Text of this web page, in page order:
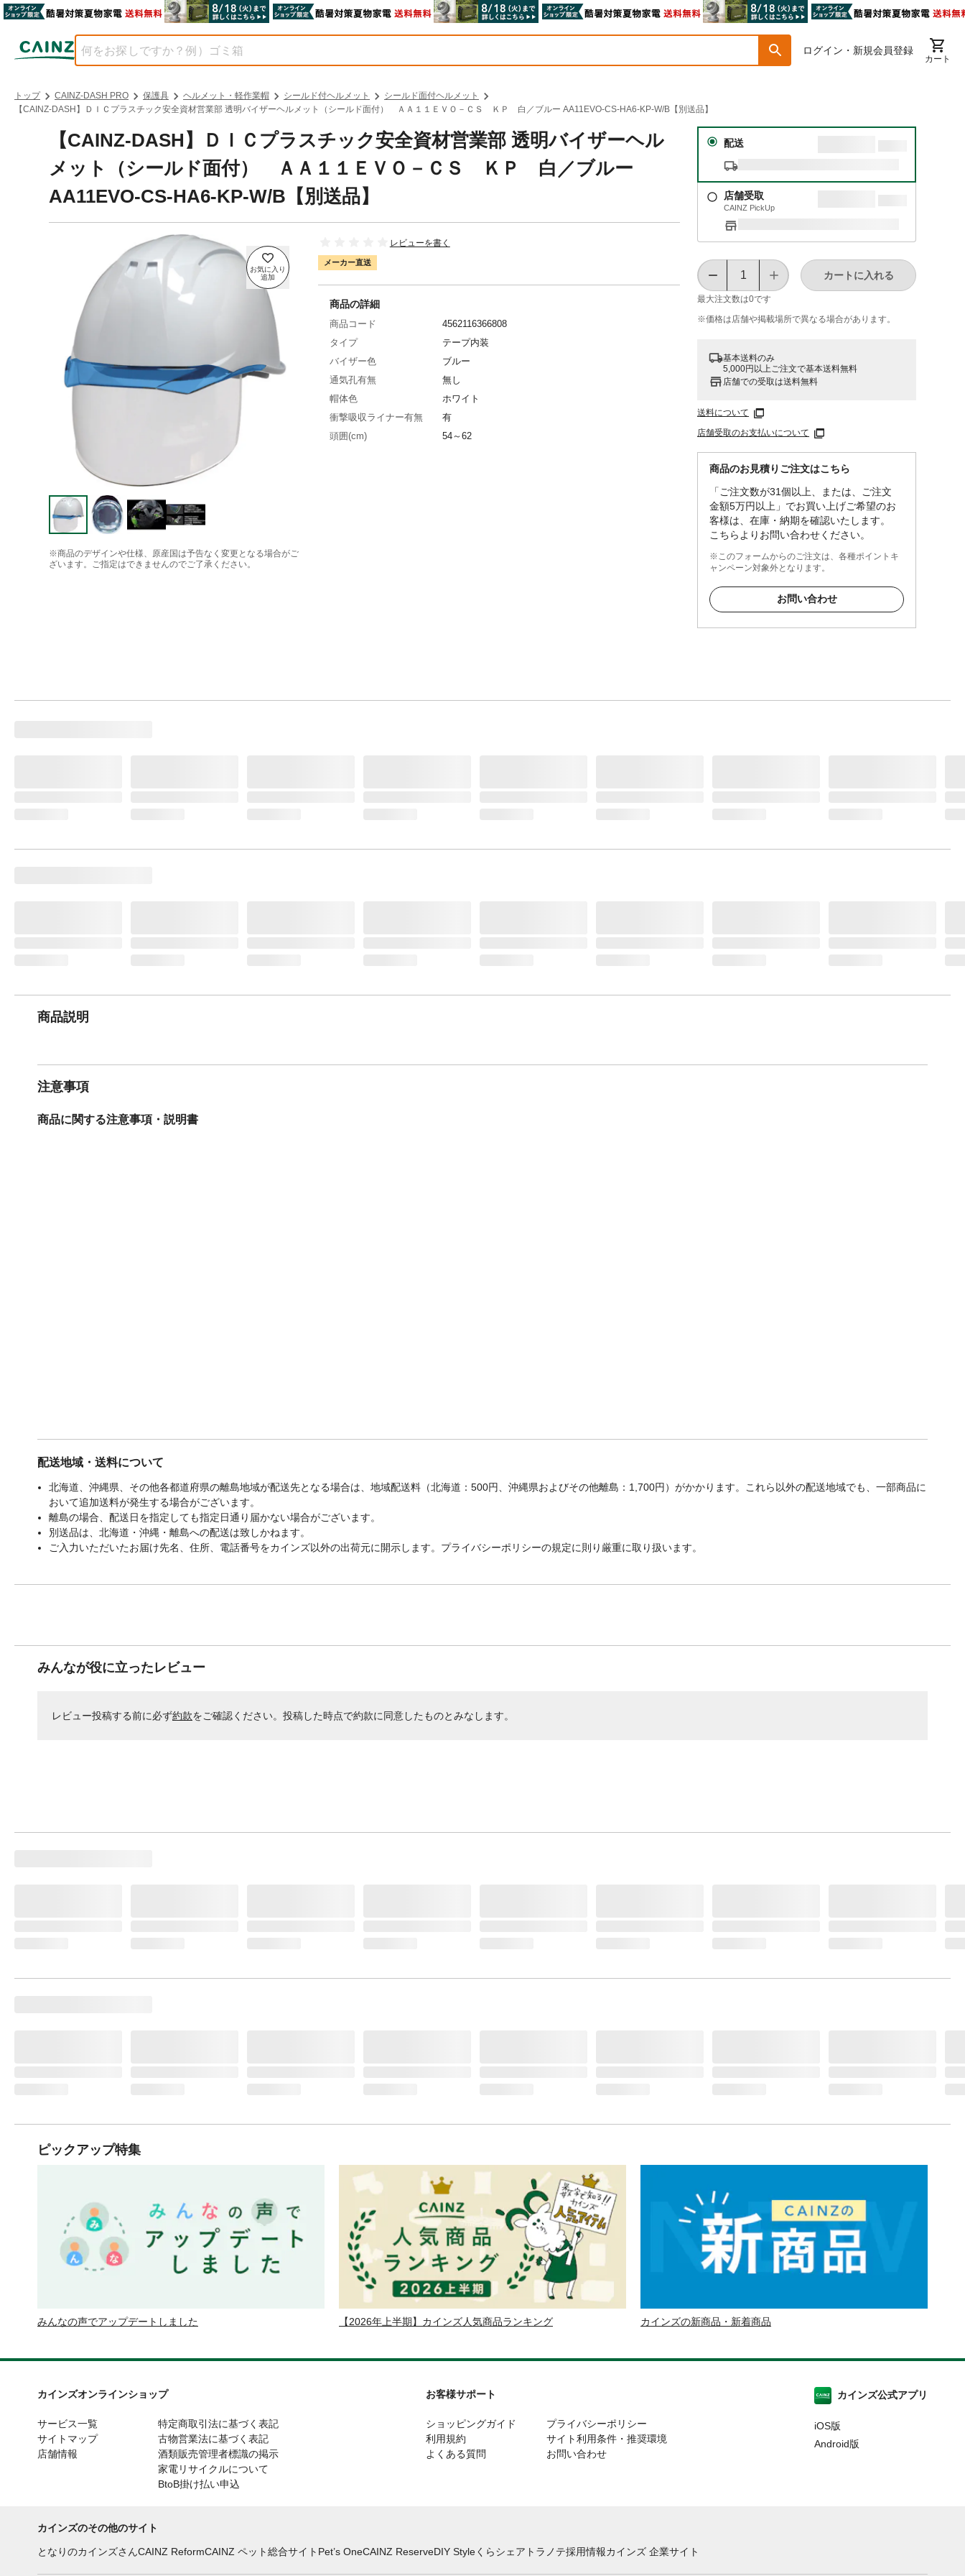
ログイン・新規会員登録
カート
トップ CAINZ-DASH PRO 保護具 ヘルメット・軽作業帽 シールド付ヘルメット
シールド面付ヘルメット
【CAINZ-DASH】ＤＩＣプラスチック安全資材営業部 透明バイザーヘルメット（シールド面付） ＡＡ１１ＥＶＯ－ＣＳ ＫＰ 白／ブルー AA11EVO-CS-HA6-KP-W/B【別送品】
【CAINZ-DASH】ＤＩＣプラスチック安全資材営業部 透明バイザーヘル
メット（シールド面付） ＡＡ１１ＥＶＯ－ＣＳ ＫＰ 白／ブルー
AA11EVO-CS-HA6-KP-W/B【別送品】
※商品のデザインや仕様、原産国は予告なく変更となる場合がご
ざいます。ご指定はできませんのでご了承ください。
レビューを書く
メーカー直送
配送
店舗受取
CAINZ PickUp
最大注文数は0です
カートに入れる
※価格は​店舗や​掲載場所で​異なる​場合が​あります。
基本送料のみ
5,000円以上ご注文で基本送料無料
店舗での受取は送料無料
送料について
店舗受取のお支払いについて
商品のお見積りご注文はこちら
「ご注文数が31個以上、または、ご注文
金額5万円以上」でお買い上げご希望のお
客様は、在庫・納期を確認いたします。
こちらよりお問い合わせください。
※このフォームからのご注文は、各種ポイントキ
ャンペーン対象外となります。
お問い合わせ
商品の詳細
商品コード
4562116366808
タイプ
テープ内装
バイザー色
ブルー
通気孔有無
無し
帽体色
ホワイト
衝撃吸収ライナー有無
有
頭囲(cm)
54～62
商品説明
注意事項
商品に関する注意事項・説明書
配送地域・送料について
北海道、沖縄県、その他各都道府県の離島地域が配送先となる場合は、地域配送料（北海道：500円、沖縄県およびその他離島：1,700円）がかかります。これら以外の配送地域でも、一部商品に
おいて追加送料が発生する場合がございます。
離島の場合、配送日を指定しても指定日通り届かない場合がございます。
別送品は、北海道・沖縄・離島への配送は致しかねます。
ご入力いただいたお届け先名、住所、電話番号をカインズ以外の出荷元に開示します。プライバシーポリシーの規定に則り厳重に取り扱います。
みんなが役に立ったレビュー
レビュー投稿する前に必ず約款をご確認ください。投稿した時点で約款に同意したものとみなします。
ピックアップ特集
みんなの声でアップデートしました 【2026年上半期】カインズ人気商品ランキング カインズの新商品・新着商品
カインズオンラインショップ
サービス一覧
サイトマップ
店舗情報
特定商取引法に基づく表記
古物営業法に基づく表記
酒類販売管理者標識の掲示
家電リサイクルについて
BtoB掛け払い申込
お客様サポート
ショッピングガイド
利用規約
よくある質問
プライバシーポリシー
サイト利用条件・推奨環境
お問い合わせ
カインズ公式アプリ
iOS版
Android版
カインズのその他のサイト
となりのカインズさんCAINZ ReformCAINZ ペット総合サイト Pet’s OneCAINZ ReserveDIY Styleくらシェア トラノテ採用情報カインズ 企業サイト